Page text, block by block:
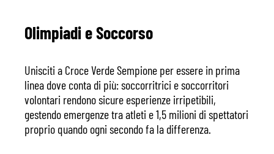
Olimpiadi e Soccorso
Unisciti a Croce Verde Sempione per essere in prima
linea dove conta di più: soccorritrici e soccorritori
volontari rendono sicure esperienze irripetibili,
gestendo emergenze tra atleti e 1,5 milioni di spettatori
proprio quando ogni secondo fa la differenza.